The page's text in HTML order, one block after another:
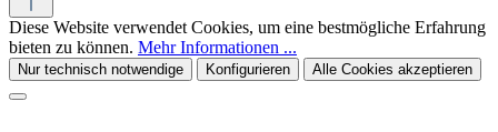
Diese Website verwendet Cookies, um eine bestmögliche Erfahrung
bieten zu können. Mehr Informationen ...
Nur technisch notwendige Konfigurieren Alle Cookies akzeptieren